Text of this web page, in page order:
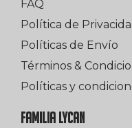
FAQ
Política de
Políticas de Envío
Términos &
Políticas y
FAMILIA LYCAN